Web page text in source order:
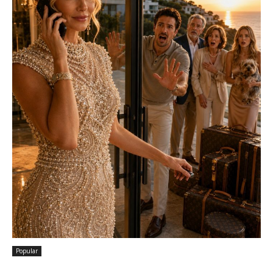
Popular